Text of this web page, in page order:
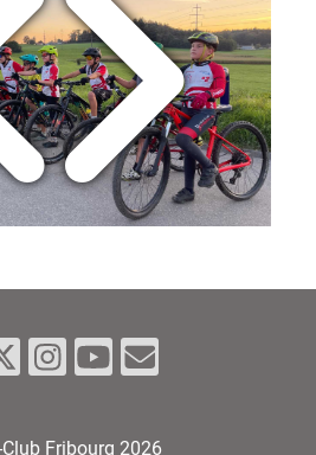
Fribourg 2026